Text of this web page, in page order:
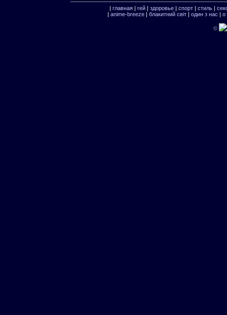
| главная| гей| здоровье| спорт| стиль|
| anime-breeze| блакитний свiт| один з нас | о
©